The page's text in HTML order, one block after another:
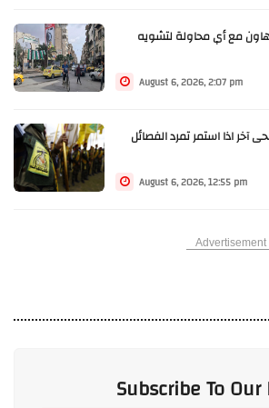
مع أي محاولة لتشويه
August 6, 2026, 2:07 pm
آخر اذا استمر تمرد الفصائل
August 6, 2026, 12:55 pm
Advertisement
Subscribe To